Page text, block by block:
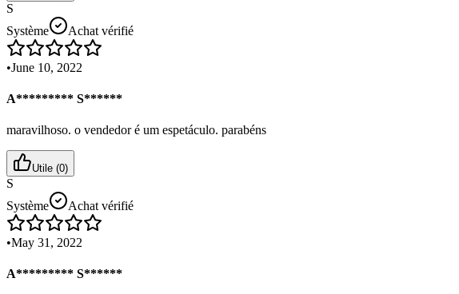
S
Système
Achat vérifié
•June 10, 2022
A********* S******
maravilhoso. o vendedor é um espetáculo. parabéns
Utile (0)
S
Système
Achat vérifié
•May 31, 2022
A********* S******